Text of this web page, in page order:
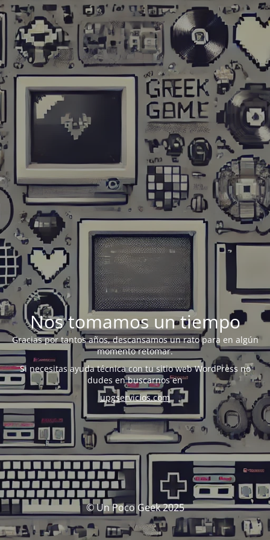
Nos tomamos un tiempo
Gracias por tantos años, descansamos un rato para en algún
momento retomar.
Si necesitas ayuda técnica con tu sitio web WordPress no
dudes en buscarnos en
upgservicios.com
© Un Poco Geek 2025